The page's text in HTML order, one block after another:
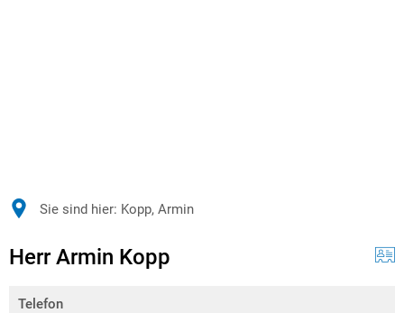
Sie sind hier: Kopp, Armin
Herr Armin Kopp
Telefon